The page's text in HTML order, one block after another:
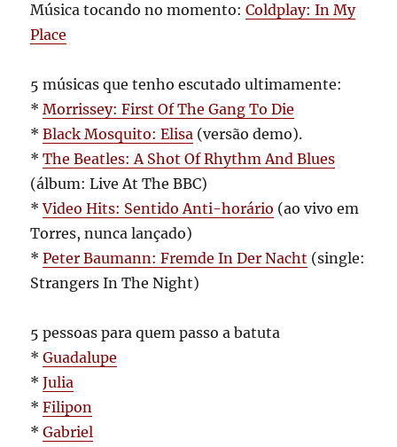
Música tocando no momento:Coldplay: In My
Place
5 músicas que tenho escutado ultimamente:
*Morrissey: First Of The Gang To Die
*Black Mosquito: Elisa (versão demo).
*The Beatles: A Shot Of Rhythm And Blues
(álbum: Live At The BBC)
*Video Hits: Sentido Anti-horário (ao vivo em
Torres, nunca lançado)
*Peter Baumann: Fremde In Der Nacht (single:
Strangers In The Night)
5 pessoas para quem passo a batuta
*Guadalupe
*Julia
*Filipon
*Gabriel